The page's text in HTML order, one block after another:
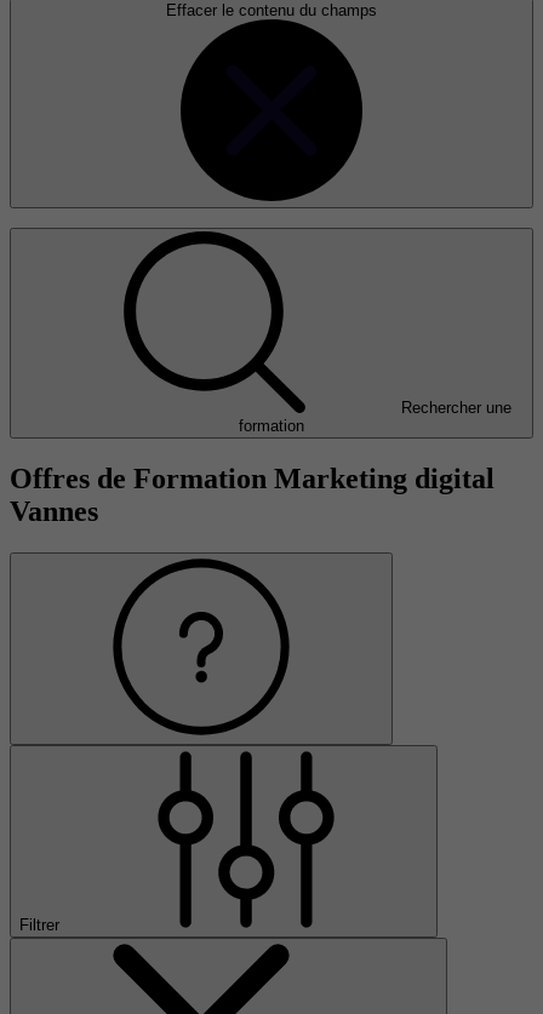
Effacer le contenu du champs
Rechercher une
formation
Offres de Formation Marketing digital
Vannes
Filtrer